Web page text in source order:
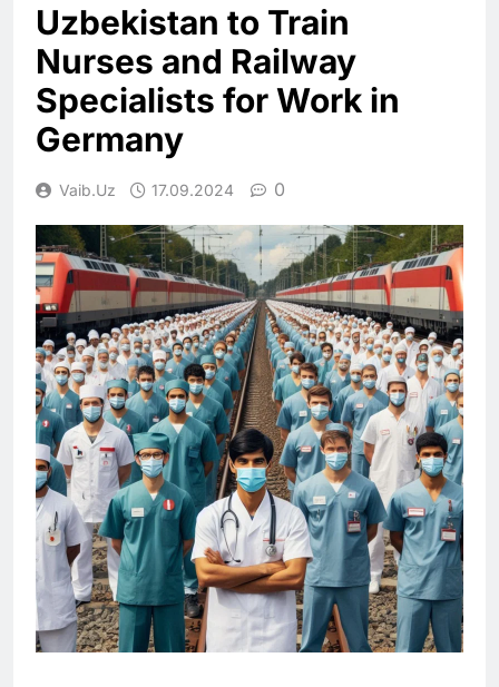
Uzbekistan to Train
Nurses and Railway
Specialists for Work in
Germany
Vaib.uz 17.09.2024 0